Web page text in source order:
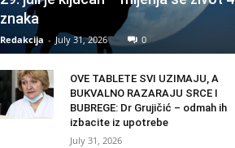
znaka
Redakcija - July 31, 2026 0
OVE TABLETE SVI UZIMAJU, A
BUKVALNO RAZARAJU SRCE I
BUBREGE: Dr Grujičić – odmah ih
izbacite iz upotrebe
July 31, 2026